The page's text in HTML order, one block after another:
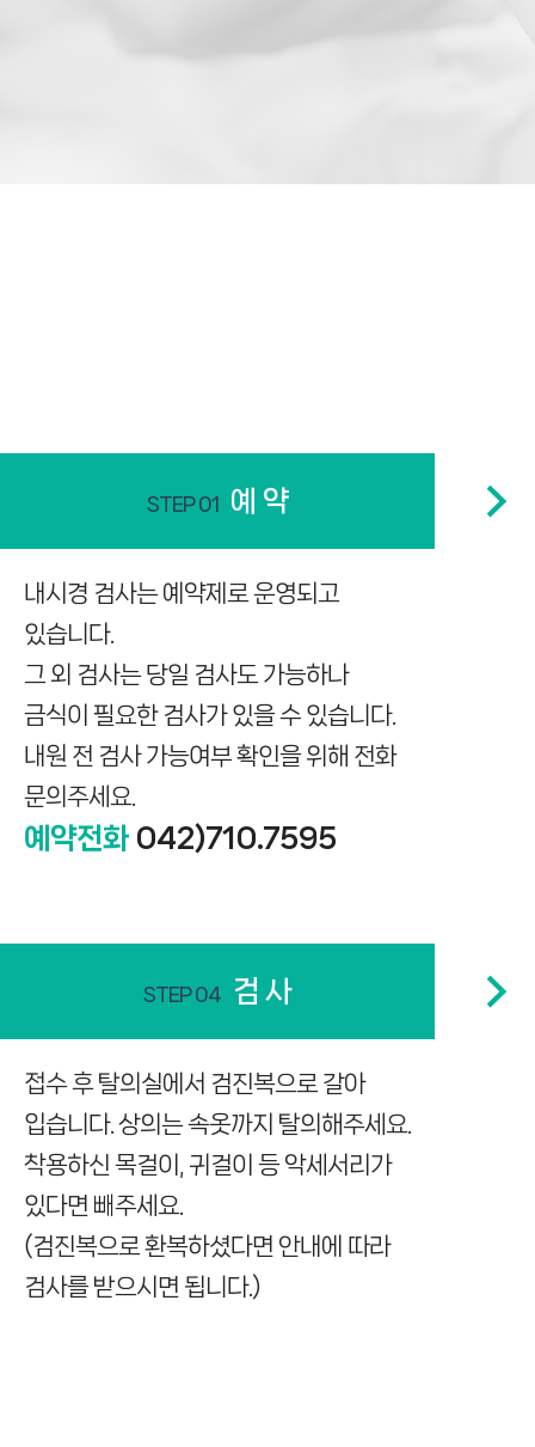
예 약
내시경 검사는 예약제로 운영되고
있습니다.
그 외 검사는 당일 검사도 가능하나
금식이 필요한 검사가 있을 수 있습니다.
내원 전 검사 가능여부 확인을 위해 전화
문의주세요.
예약전화042)710.7595
검 사
접수 후 탈의실에서 검진복으로 갈아
입습니다. 상의는 속옷까지 탈의해주세요.
착용하신 목걸이, 귀걸이 등 악세서리가
있다면 빼주세요.
(검진복으로 환복하셨다면 안내에 따라
검사를 받으시면 됩니다.)